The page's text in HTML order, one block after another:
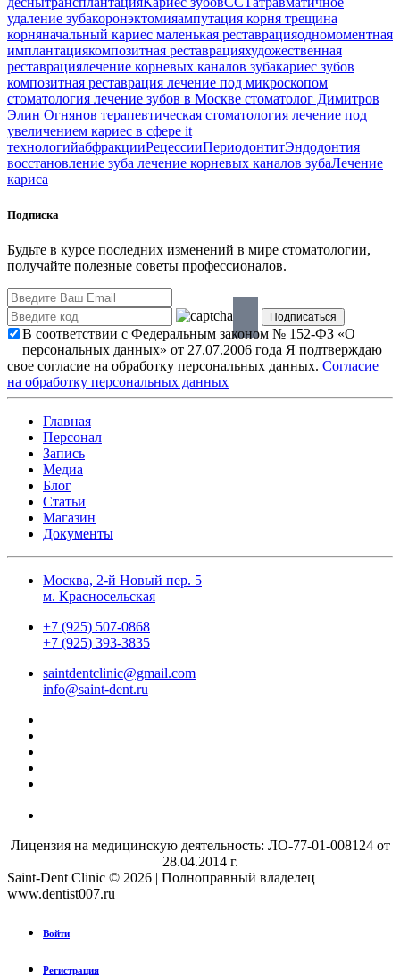
удаление зубакоронэктомияампутация корня трещина
корняначальный кариес маленькая реставрацияодномоментная
имплантациякомпозитная реставрацияхудожественная
реставрациялечение корневых каналов зубакариес зубов
композитная реставрация лечение под микроскопом
стоматология лечение зубов в Москве стоматолог Димитров
Элин Огнянов терапевтическая стоматология лечение под
увеличением кариес в сфере it
технологийабфракцииРецессииПериодонтитЭндодонтия
восстановление зуба лечение корневых каналов зубаЛечение
кариса
Подписка
Будьте в курсе последних изменений в мире стоматологии,
получайте полезные советы профессионалов.
В соответствии с Федеральным законом № 152-ФЗ «О
персональных данных» от 27.07.2006 года Я подтверждаю
свое согласие на обработку персональных данных. Согласие
на обработку персональных данных
Главная
Персонал
Запись
Медиа
Блог
Статьи
Магазин
Документы
Москва, 2-й Новый пер. 5
м. Красносельская
+7 (925) 507-0868
+7 (925) 393-3835
saintdentclinic@gmail.com
info@saint-dent.ru
Лицензия на медицинскую деятельность: ЛО-77-01-008124 от
28.04.2014 г.
Saint-Dent Clinic © 2026 | Полноправный владелец
www.dentist007.ru
Войти
Регистрация